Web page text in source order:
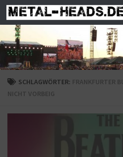
Zum Inhalt springen
SCHLAGWÖRTER: FRANKFURTER
NICHT VORBEIG